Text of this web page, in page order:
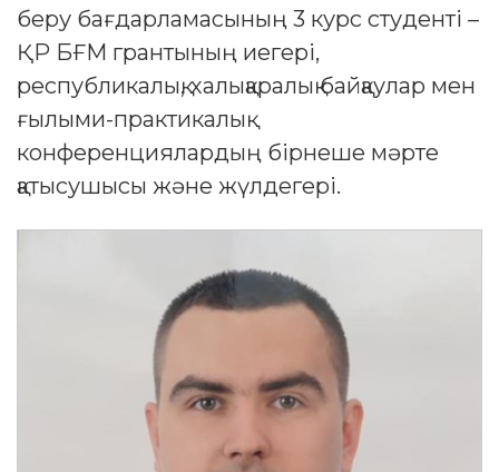
беру бағдарламасының 3 курс студенті –
ҚР БҒМ грантының иегері,
республикалық, халықаралық байқаулар мен
ғылыми-практикалық
конференциялардың бірнеше мәрте
қатысушысы және жүлдегері.